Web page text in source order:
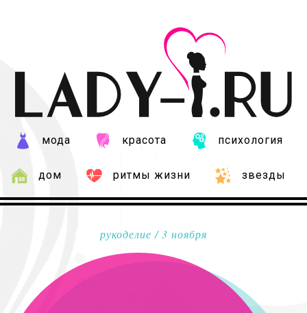
мода красота психология
дом ритмы жизни звезды
рукоделие / 3 ноября